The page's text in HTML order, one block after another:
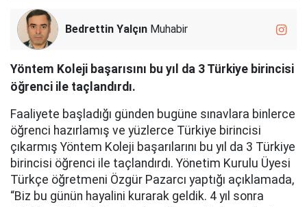
Bedrettin Yalçın Muhabir
Yöntem Koleji başarısını bu yıl da 3 Türkiye birincisi
öğrenci ile taçlandırdı.
Faaliyete başladığı günden bugüne sınavlara binlerce
öğrenci hazırlamış ve yüzlerce Türkiye birincisi
çıkarmış Yöntem Koleji başarılarını bu yıl da 3 Türkiye
birincisi öğrenci ile taçlandırdı. Yönetim Kurulu Üyesi
Türkçe öğretmeni Özgür Pazarcı yaptığı açıklamada,
“Biz bu günün hayalini kurarak geldik. 4 yıl sonra